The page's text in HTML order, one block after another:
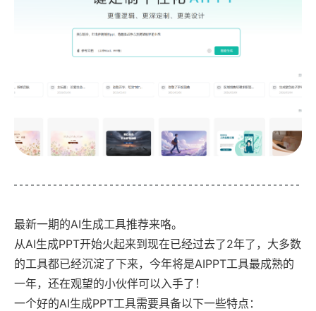
最新一期的AI生成工具推荐来咯。
从AI生成PPT开始火起来到现在已经过去了2年了，大多数
的工具都已经沉淀了下来，今年将是AIPPT工具最成熟的
一年，还在观望的小伙伴可以入手了！
一个好的AI生成PPT工具需要具备以下一些特点：